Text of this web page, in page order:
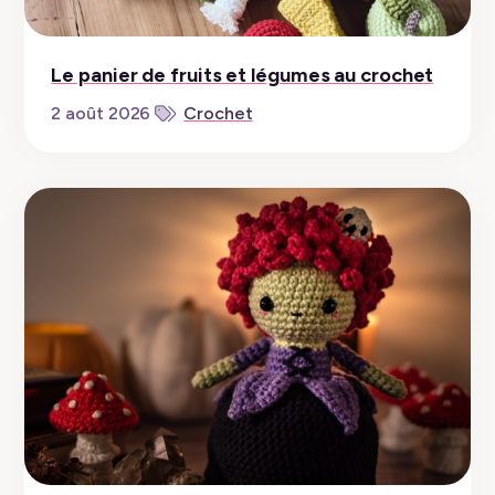
Le panier de fruits et légumes au crochet
2 août 2026 Crochet